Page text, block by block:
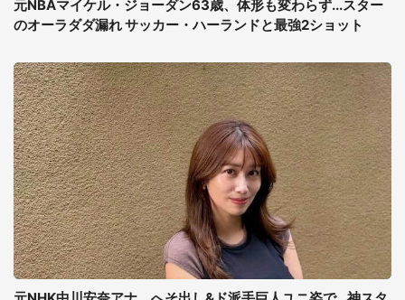
元NBAマイケル・ジョーダン63歳、体形も変わらず...スター
のオーラダダ漏れ サッカー・ハーランドと最強2ショット